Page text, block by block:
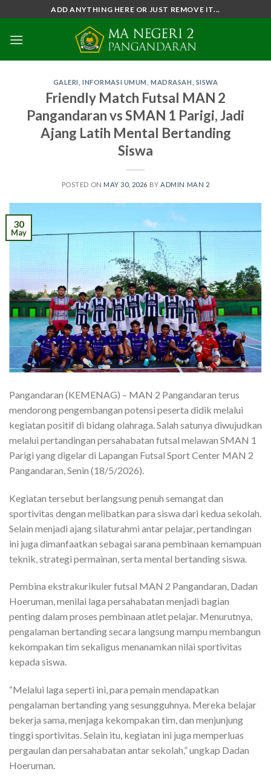
to
content
ADD ANYTHING HERE OR JUST REMOVE IT...
GALERI ,INFORMASI UMUM ,MADRASAH SISWA
Friendly Match Futsal MAN 2
Pangandaran vs SMAN 1 Parigi, Jadi
Ajang Latih Mental Bertanding
Siswa
POSTED ON MAY 30, 2026 BY ADMIN MAN 2
30
May
Pangandaran (KEMENAG) – MAN 2 Pangandaran terus
mendorong pengembangan potensi peserta didik melalui
kegiatan positif di bidang olahraga. Salah satunya diwujudkan
melalui pertandingan persahabatan futsal melawan SMAN 1
Parigi yang digelar di Lapangan Futsal Sport Center MAN 2
Pangandaran, Senin (18/5/2026).
Kegiatan tersebut berlangsung penuh semangat dan
sportivitas dengan melibatkan para siswa dari kedua sekolah.
Selain menjadi ajang silaturahmi antar pelajar, pertandingan
ini juga dimanfaatkan sebagai sarana pembinaan kemampuan
teknik, strategi permainan, serta mental bertanding siswa.
Pembina ekstrakurikuler futsal MAN 2 Pangandaran, Dadan
Hoeruman, menilai laga persahabatan menjadi bagian
penting dalam proses pembinaan atlet pelajar. Menurutnya,
pengalaman bertanding secara langsung mampu membangun
kekompakan tim sekaligus menanamkan nilai sportivitas
kepada siswa.
“Melalui laga seperti ini, para pemain mendapatkan
pengalaman bertanding yang sesungguhnya. Mereka belajar
bekerja sama, menjaga kekompakan tim, dan menjunjung
tinggi sportivitas. Selain itu, kegiatan ini juga memperluas
pergaulan dan persahabatan antar sekolah,” ungkap Dadan
Hoeruman.